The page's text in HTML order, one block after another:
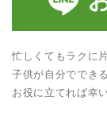
忙しくてもラクに
子供が自分ででき
お役に立てれば幸